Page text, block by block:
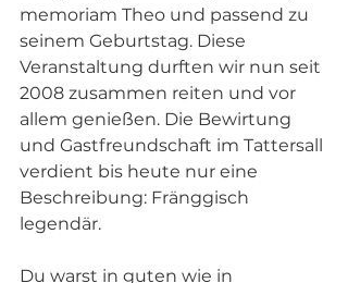
memoriam Theo und passend zu
seinem Geburtstag. Diese
Veranstaltung durften wir nun seit
2008 zusammen reiten und vor
allem genießen. Die Bewirtung
und Gastfreundschaft im Tattersall
verdient bis heute nur eine
Beschreibung: Fränggisch
legendär.
Du warst in guten wie in